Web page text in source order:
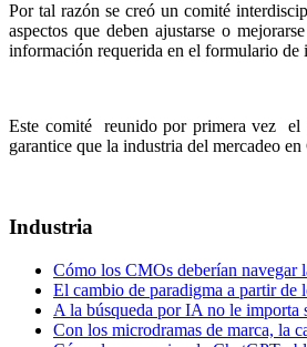
Por tal razón se creó un comité
aspectos que deben ajustarse o
información requerida en el formulario de
Este comité reunido por primera vez el
garantice que la industria del mercadeo
Industria
Cómo los CMOs deberían navegar
El cambio de paradigma a partir
A la búsqueda por IA no le
Con los microdramas de marca, la